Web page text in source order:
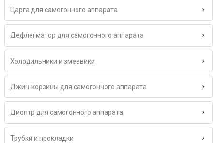
Царга для самогонного аппарата
Дефлегматор для самогонного аппарата
Холодильники и змеевики
Джин-корзины для самогонного аппарата
Диоптр для самогонного аппарата
Трубки и прокладки